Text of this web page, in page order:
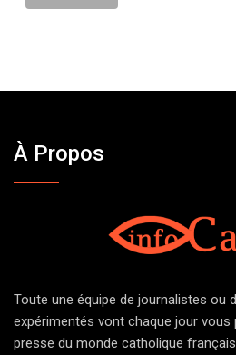
À Propos
Toute une équipe de journalistes ou
expérimentés vont chaque jour vous
presse du monde catholique